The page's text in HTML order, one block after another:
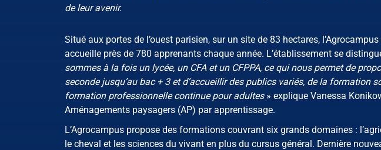
de leur avenir.
Situé aux portes de l’ouest parisien, sur un site de 83 hectares,
accueille près de 780 apprenants chaque année. L’établissement se
sommes à la fois un lycée, un CFA et un CFPPA, ce qui nous permet de
seconde jusqu’au bac + 3 et d’accueillir des publics variés, de la formation
formation professionnelle continue pour adultes » explique Vanessa
Aménagements paysagers (AP) par apprentissage.
L’Agrocampus propose des formations couvrant six grands domaines :
le cheval et les sciences du vivant en plus du cursus général. Dernière